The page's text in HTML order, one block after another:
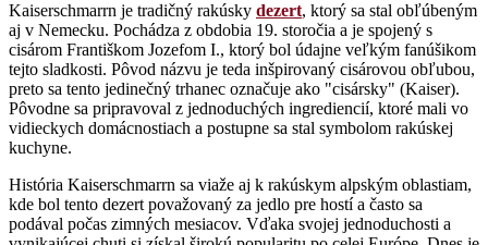
Kaiserschmarrn je tradičný rakúsky dezert, ktorý sa stal obľúbeným
aj v Nemecku. Pochádza z obdobia 19. storočia a je spojený s
cisárom Františkom Jozefom I., ktorý bol údajne veľkým fanúšikom
tejto sladkosti. Pôvod názvu je teda inšpirovaný cisárovou obľubou,
preto sa tento jedinečný trhanec označuje ako "cisársky" (Kaiser).
Pôvodne sa pripravoval z jednoduchých ingrediencií, ktoré mali vo
vidieckych domácnostiach a postupne sa stal symbolom rakúskej
kuchyne.
História Kaiserschmarrn sa viaže aj k rakúskym alpským oblastiam,
kde bol tento dezert považovaný za jedlo pre hostí a často sa
podával počas zimných mesiacov. Vďaka svojej jednoduchosti a